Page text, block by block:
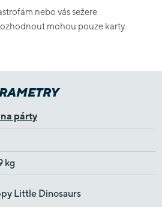
nebo vás sežere
mohou pouze karty.
párty
kg
Little Dinosaurs